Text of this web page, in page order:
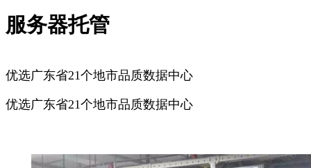
服务器托管
优选广东省21个地市品质数据中心
优选广东省21个地市品质数据中心